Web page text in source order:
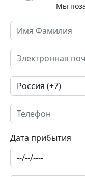
Мы
Дата прибытия